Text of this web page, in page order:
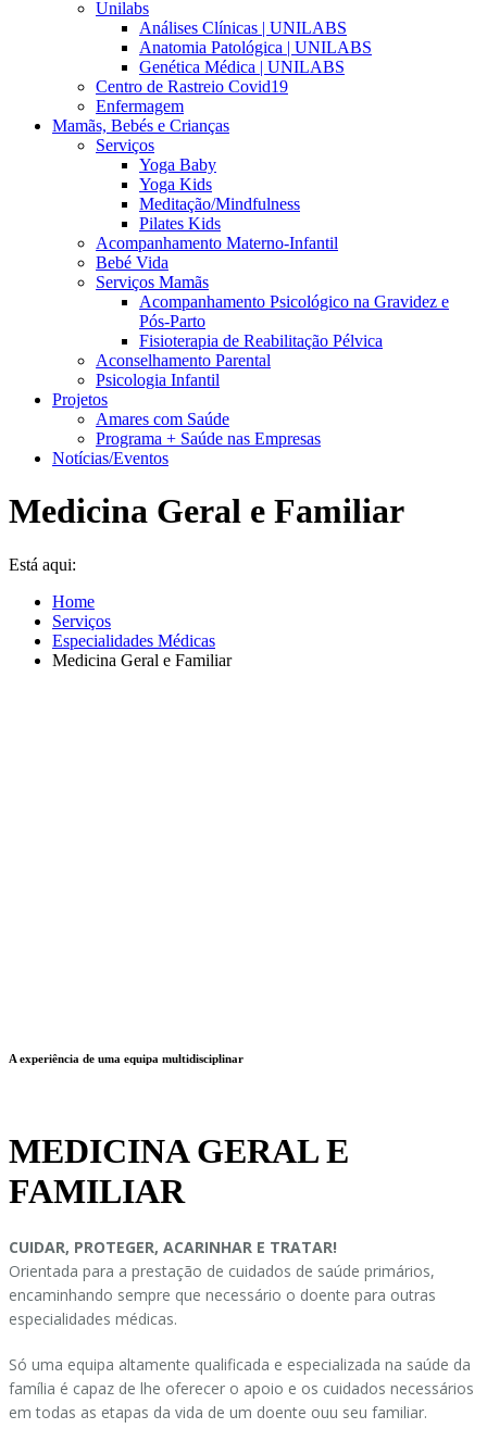
Unilabs
Análises Clínicas | UNILABS
Anatomia Patológica | UNILABS
Genética Médica | UNILABS
Centro de Rastreio Covid19
Enfermagem
Mamãs, Bebés e Crianças
Serviços
Yoga Baby
Yoga Kids
Meditação/Mindfulness
Pilates Kids
Acompanhamento Materno-Infantil
Bebé Vida
Serviços Mamãs
Acompanhamento Psicológico na Gravidez e
Pós-Parto
Fisioterapia de Reabilitação Pélvica
Aconselhamento Parental
Psicologia Infantil
Projetos
Amares com Saúde
Programa + Saúde nas Empresas
Notícias/Eventos
Medicina Geral e Familiar
Está aqui:
Home
Serviços
Especialidades Médicas
Medicina Geral e Familiar
A experiência de uma equipa multidisciplinar
MEDICINA GERAL E
FAMILIAR
CUIDAR, PROTEGER, ACARINHAR E TRATAR!
Orientada para a prestação de cuidados de saúde primários,
encaminhando sempre que necessário o doente para outras
especialidades médicas.
Só uma equipa altamente qualificada e especializada na saúde da
família é capaz de lhe oferecer o apoio e os cuidados necessários
em todas as etapas da vida de um doente ouu seu familiar.